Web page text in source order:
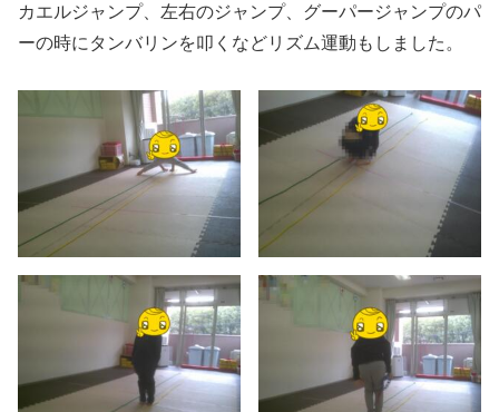
カエルジャンプ、左右のジャンプ、グーパージャンプのパ
ーの時にタンバリンを叩くなどリズム運動もしました。